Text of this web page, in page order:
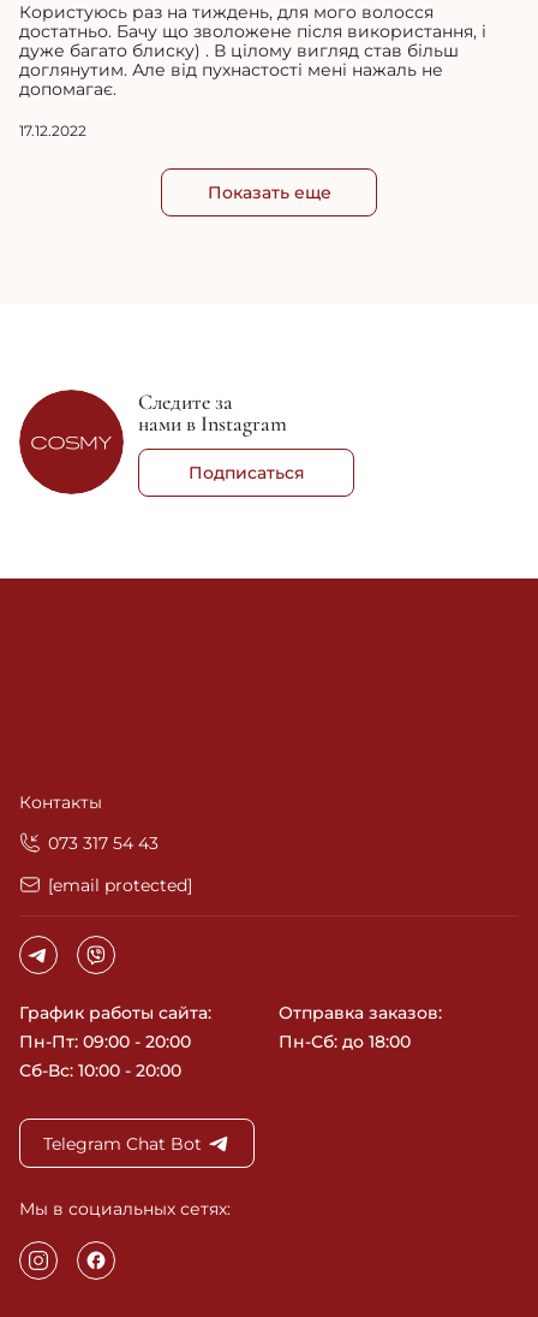
Користуюсь раз на тиждень, для мого волосся
достатньо. Бачу що зволожене після використання, і
дуже багато блиску) . В цілому вигляд став більш
доглянутим. Але від пухнастості мені нажаль не
допомагає.
17.12.2022
Показать еще
Следите за
нами в Instagram
Подписаться
Контакты
‎073 317 54 43
[email protected]
График работы сайта:
Пн-Пт: 09:00 - 20:00
Сб-Вс: 10:00 - 20:00
Отправка заказов:
Пн-Сб: до 18:00
Telegram Chat Bot
Мы в социальных сетях: